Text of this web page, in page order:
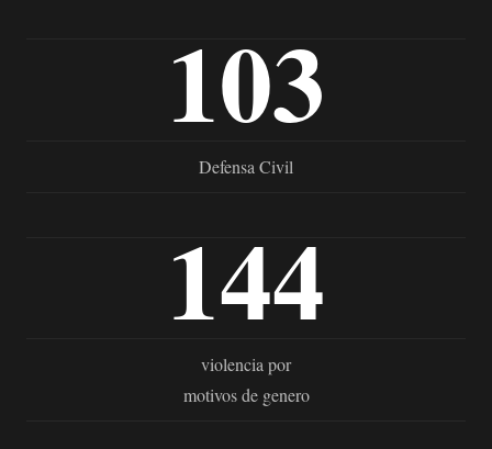
103
Defensa Civil
144
violencia por
motivos de genero